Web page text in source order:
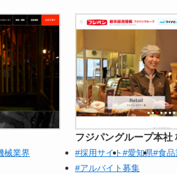
械業界
フジパングループ本社
#採用サイト#愛知県#食品
#アルバイト募集